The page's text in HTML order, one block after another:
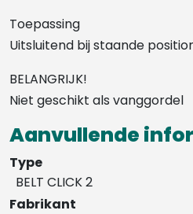
Toepassing
Uitsluitend bij staande
BELANGRIJK!
Niet geschikt als vanggordel
Aanvullende
Type
BELT CLICK 2
Fabrikant